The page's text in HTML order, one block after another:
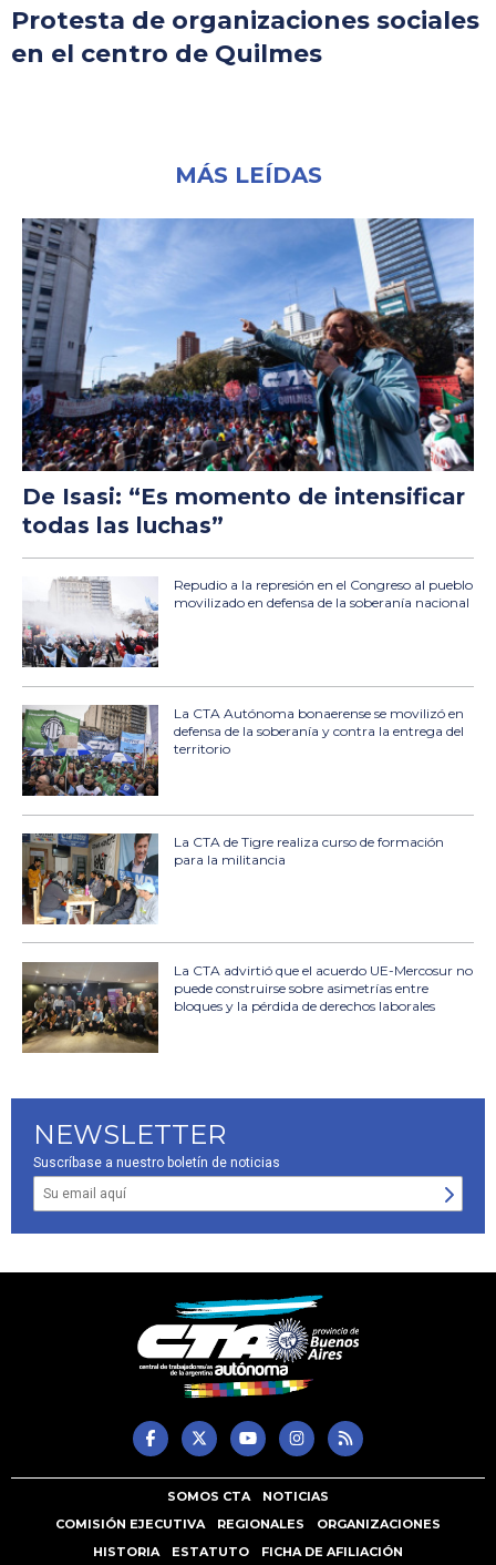
Protesta de organizaciones sociales
en el centro de Quilmes
MÁS LEÍDAS
De Isasi: “Es momento de intensificar
todas las luchas”
Repudio a la represión en el Congreso al pueblo
movilizado en defensa de la soberanía nacional
La CTA Autónoma bonaerense se movilizó en
defensa de la soberanía y contra la entrega del
territorio
La CTA de Tigre realiza curso de formación
para la militancia
La CTA advirtió que el acuerdo UE-Mercosur no
puede construirse sobre asimetrías entre
bloques y la pérdida de derechos laborales
NEWSLETTER
Suscríbase a nuestro boletín de noticias
SOMOS CTA
NOTICIAS
COMISIÓN EJECUTIVA
REGIONALES
ORGANIZACIONES
HISTORIA
ESTATUTO FICHA DE AFILIACIÓN